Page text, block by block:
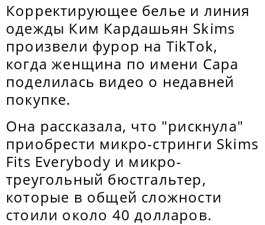
Корректирующее белье и линия
одежды Ким Кардашьян Skims
произвели фурор на TikTok,
когда женщина по имени Сара
поделилась видео о недавней
покупке.
Она рассказала, что "рискнула"
приобрести микро-стринги Skims
Fits Everybody и микро-
треугольный бюстгальтер,
которые в общей сложности
стоили около 40 долларов.